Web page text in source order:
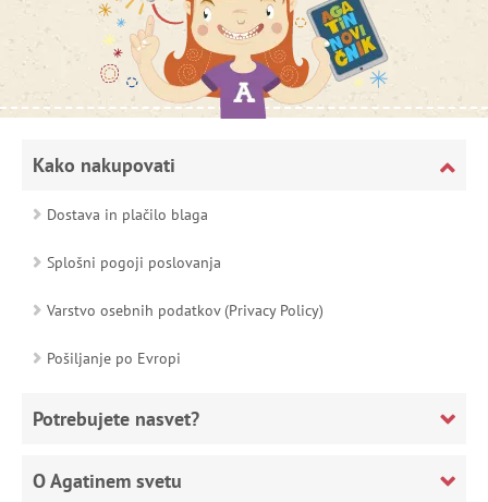
Kako nakupovati
Dostava in plačilo blaga
Splošni pogoji poslovanja
Varstvo osebnih podatkov (Privacy Policy)
Pošiljanje po Evropi
Potrebujete nasvet?
O Agatinem svetu